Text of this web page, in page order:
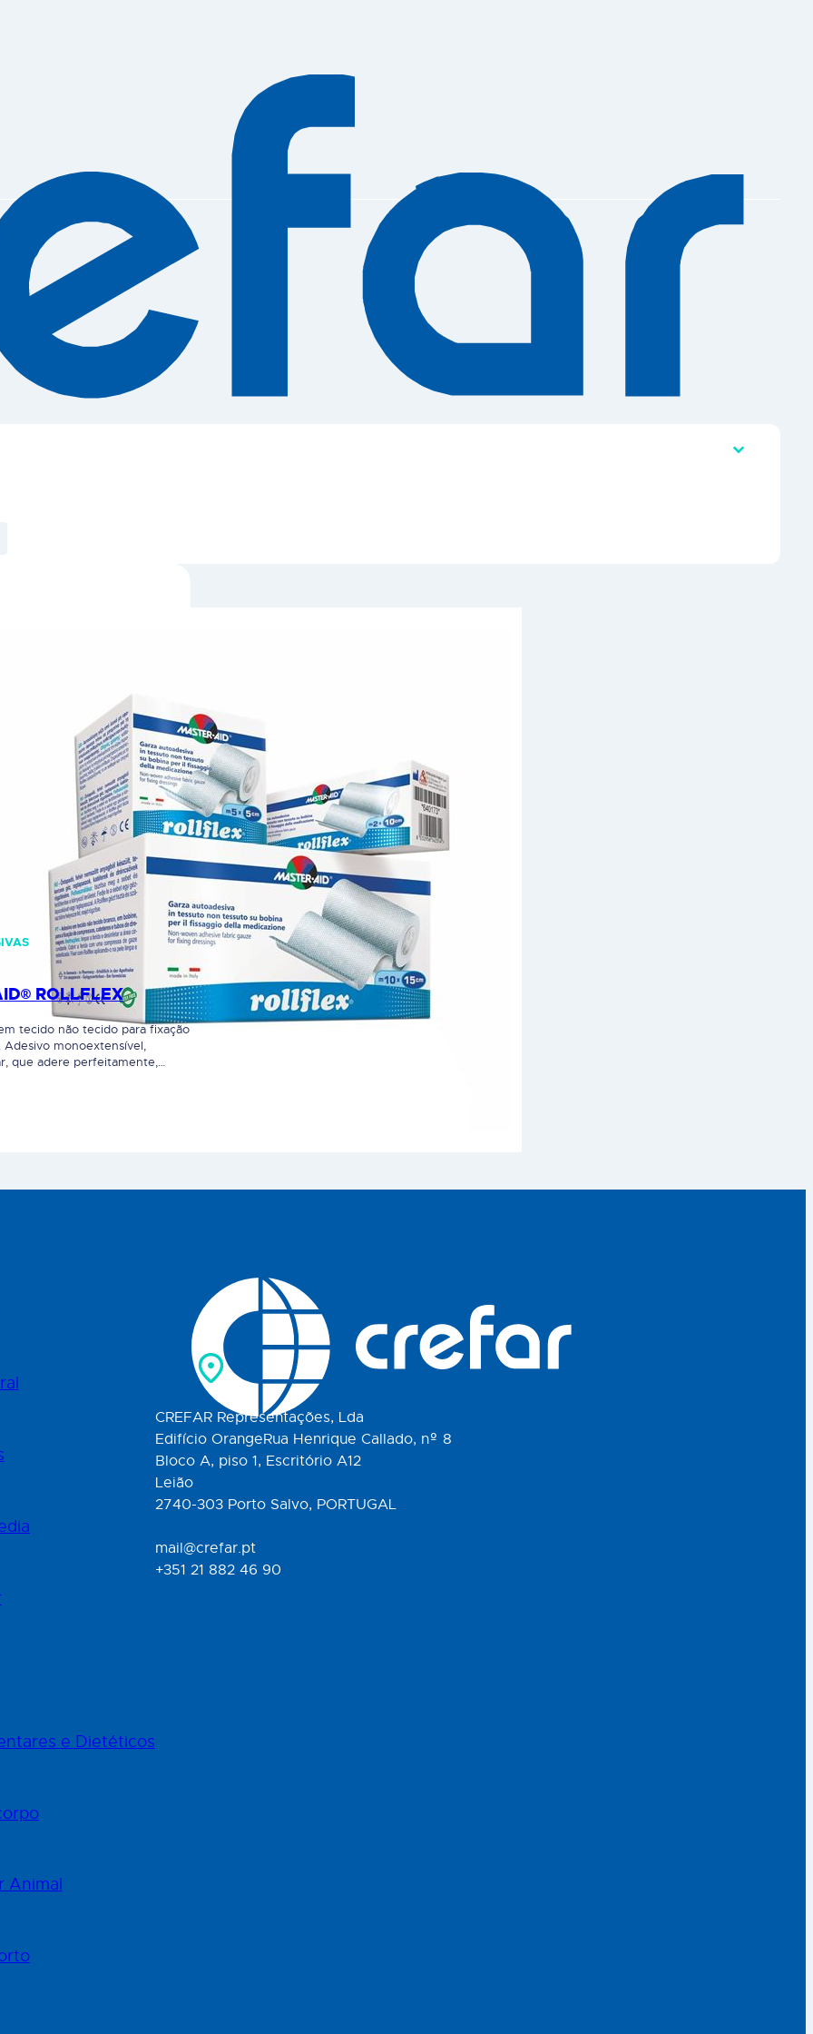
ROLLFLEX
tecido não tecido para fixação
Adesivo monoextensível,
que adere perfeitamente,
e Dietéticos
Animal
CREFAR Representações, Lda
Edifício OrangeRua Henrique Callado, nº 8
Bloco A, piso 1, Escritório A12
Leião
2740-303 Porto Salvo, PORTUGAL
mail@crefar.pt
+351 21 882 46 90